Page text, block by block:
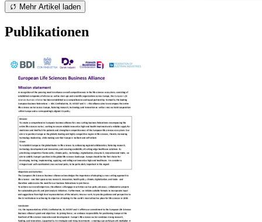
Mehr Artikel laden
Publikationen